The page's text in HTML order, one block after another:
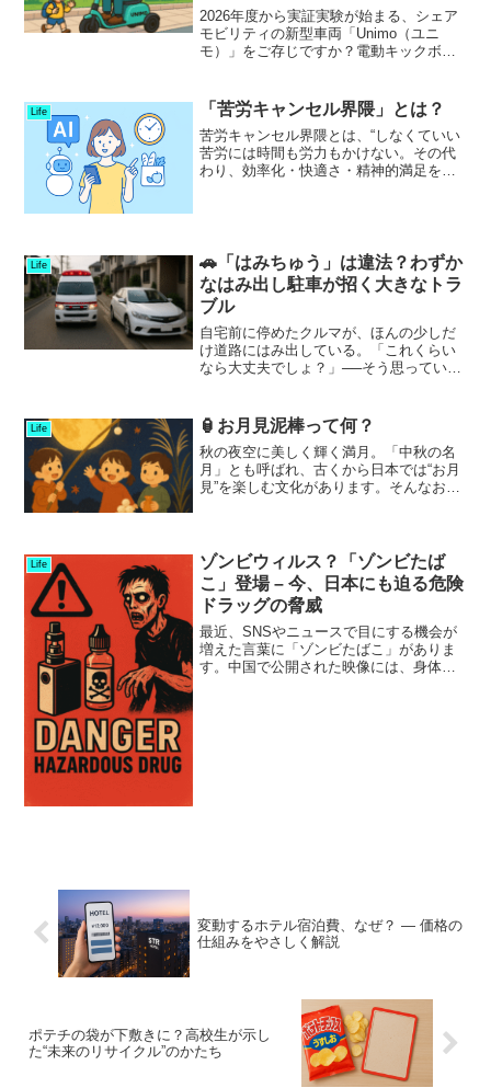
2026年度から実証実験が始まる、シェア
モビリティの新型車両「Unimo（ユニ
モ）」をご存じですか？電動キックボー
「特定小型原動機付自転車」に分類され
る三輪タイプの...
Life 「苦労キャンセル界隈」とは？
苦労キャンセル界隈とは、“しなくていい
苦労には時間も労力もかけない。その代
わり、効率化・快適さ・精神的満足を優
Life
🚗「はみちゅう」は違法？わずか
なはみ出し駐車が招く大きなトラ
ブル
自宅前に停めたクルマが、ほんの少しだ
け道路にはみ出している。「これくらい
なら大丈夫でしょ？」──そう思っていま
トラブルや交通事故の原因にもなる危険
な行為。この記事で...
Life 🏮お月見泥棒って何？
秋の夜空に美しく輝く満月。「中秋の名
月」とも呼ばれ、古くから日本では“お月
見”を楽しむ文化があります。そんなお月
ますが、実はこれ、昔か...
Life
ゾンビウィルス？「ゾンビたば
こ」登場 – 今、日本にも迫る危険
ドラッグの脅威
最近、SNSやニュースで目にする機会が
増えた言葉に「ゾンビたばこ」がありま
す。中国で公開された映像には、身体を
変動するホテル宿泊費、なぜ？ — 価格の
仕組みをやさしく解説
ポテチの袋が下敷きに？高校生が示し
た“未来のリサイクル”のかたち